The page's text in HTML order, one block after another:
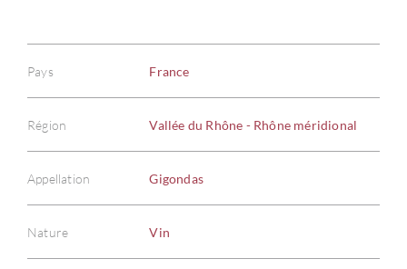
Pays France
Région Vallée du Rhône - Rhône méridional
Appellation Gigondas
Nature Vin